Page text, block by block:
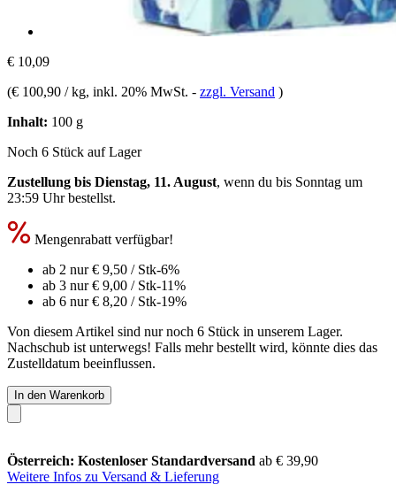
€ 10,09
(€ 100,90 / kg, inkl. 20% MwSt. - zzgl. Versand )
Inhalt: 100 g
Noch 6 Stück auf Lager
Zustellung bis Dienstag, 11. August, wenn du bis Sonntag um
23:59 Uhrbestellst.
Mengenrabatt verfügbar!
ab 2 nur€ 9,50 / Stk-6%
ab 3 nur€ 9,00 / Stk-11%
ab 6 nur€ 8,20 / Stk-19%
Von diesem Artikel sind nur noch 6 Stück in unserem Lager.
Nachschub ist unterwegs! Falls mehr bestellt wird, könnte dies das
Zustelldatum beeinflussen.
In den Warenkorb
Österreich: Kostenloser Standardversand ab € 39,90
Weitere Infos zu Versand & Lieferung